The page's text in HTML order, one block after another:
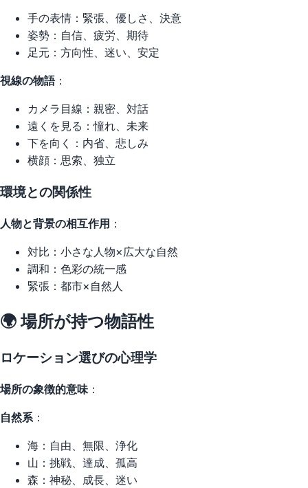
手の表情：緊張、優しさ、決意
姿勢：自信、疲労、期待
足元：方向性、迷い、安定
視線の物語：
カメラ目線：親密、対話
遠くを見る：憧れ、未来
下を向く：内省、悲しみ
横顔：思索、独立
環境との関係性
人物と背景の相互作用 ：
対比：小さな人物×広大な自然
調和：色彩の統一感
緊張：都市×自然人
🌍 場所が持つ物語性
ロケーション選びの心理学
場所の象徴的意味：
自然系：
海：自由、無限、浄化
山：挑戦、達成、孤高
森：神秘、成長、迷い